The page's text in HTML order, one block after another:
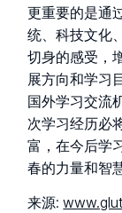
更重要的是通
统、科技文化
切身的感受，
展方向和学习
国外学习交流
次学习经历必
富，在今后学
春的力量和智
来源: